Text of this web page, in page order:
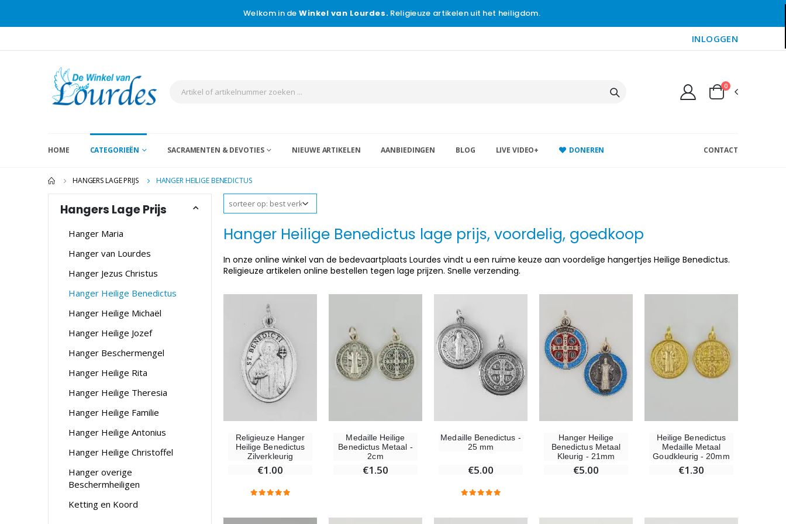
Welkom in deWinkel van Lourdes. Religieuze artikelen uit het heiligdom.
INLOGGEN
0
HOME CATEGORIEËN SACRAMENTEN & DEVOTIES NIEUWE ARTIKELEN AANBIEDINGEN BLOG LIVE VIDEO+ DONEREN CONTACT
HANGERS LAGE PRIJS HANGER HEILIGE BENEDICTUS
Hanger Heilige Benedictus lage prijs, voordelig, goedkoop
In onze online winkel van de bedevaartplaats Lourdes vindt u een ruime keuze aan voordelige hangertjes Heilige Benedictus.
Religieuze artikelen online bestellen tegen lage prijzen. Snelle verzending.
Religieuze Hanger
Heilige Benedictus
Zilverkleurig
€1.00
Medaille Heilige
Benedictus Metaal -
2cm
€1.50
Medaille Benedictus -
25 mm
€5.00
Hanger Heilige
Benedictus Metaal
Kleurig - 21mm
€5.00
Heilige Benedictus
Medaille Metaal
Goudkleurig - 20mm
€1.30
Hangers Lage Prijs
Hanger Maria
Hanger van Lourdes
Hanger Jezus Christus
Hanger Heilige Benedictus
Hanger Heilige Michaël
Hanger Heilige Jozef
Hanger Beschermengel
Hanger Heilige Rita
Hanger Heilige Theresia
Hanger Heilige Familie
Hanger Heilige Antonius
Hanger Heilige Christoffel
Hanger overige
Beschermheiligen
Ketting en Koord